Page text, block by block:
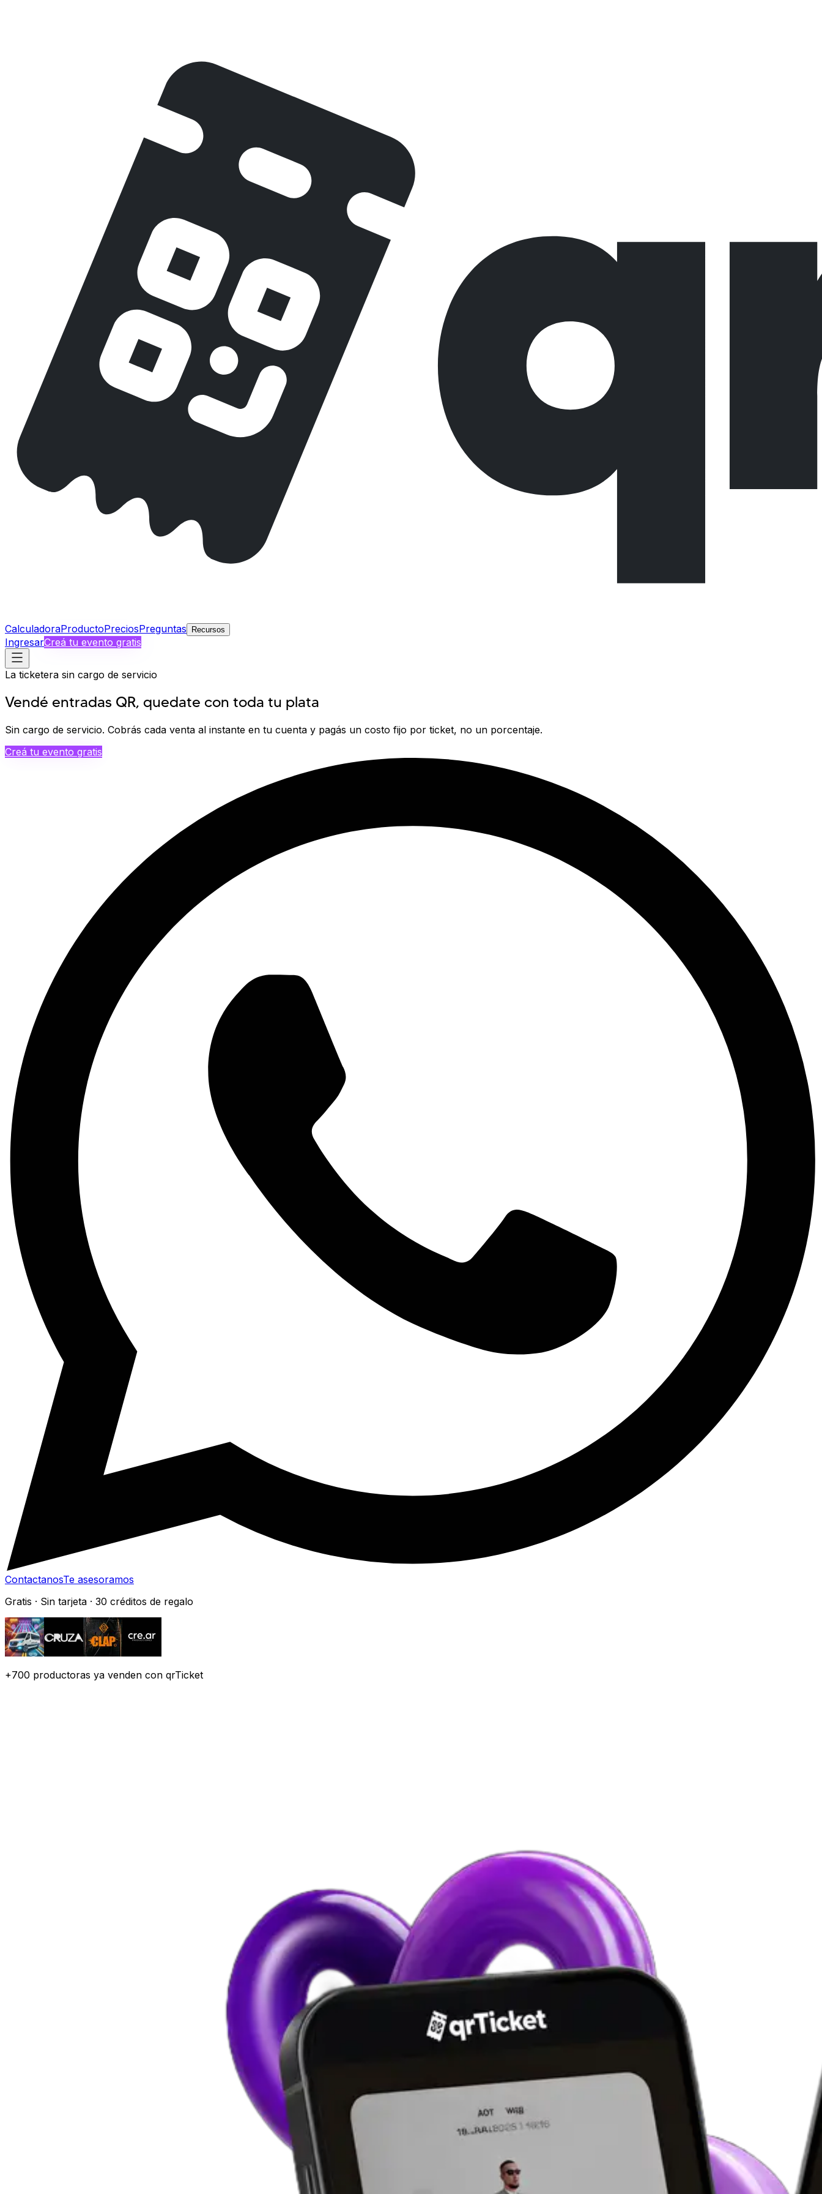
CalculadoraProductoPreciosPreguntas Recursos
IngresarCreá tu evento gratis
La ticketera sin cargo de servicio
Vendé entradas QR, quedate con toda tu plata
Sin cargo de servicio. Cobrás cada venta al instante en tu cuenta y pagás un costo fijo por ticket, no un porcentaje.
Creá tu evento gratis
ContactanosTe asesoramos
Gratis · Sin tarjeta · 30 créditos de regalo
+700 productoras ya venden con qrTicket